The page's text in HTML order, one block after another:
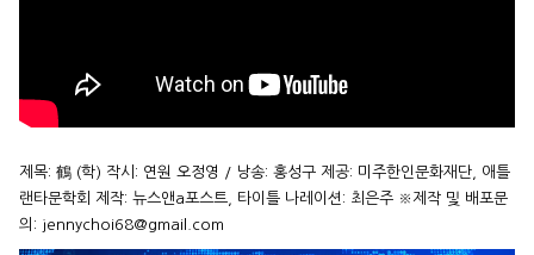
제목: 鶴 (학) 작시: 연원 오정영 / 낭송: 홍성구 제공: 미주한인문화재단, 애틀
랜타문학회 제작: 뉴스앤a포스트, 타이틀 나레이션: 최은주 ※제작 및 배포문
의: jennychoi68@gmail.com